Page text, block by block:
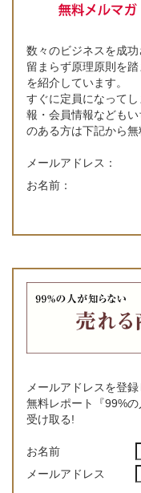
数々のビジネスを成
留まらず原理原則を
を紹介しています。
すぐに定員になって
報・会員情報なども
のある方は下記から
メールアドレス：
お名前：
メールアドレスを登録
無料レポート『99%
受け取る!
お名前
メールアドレス